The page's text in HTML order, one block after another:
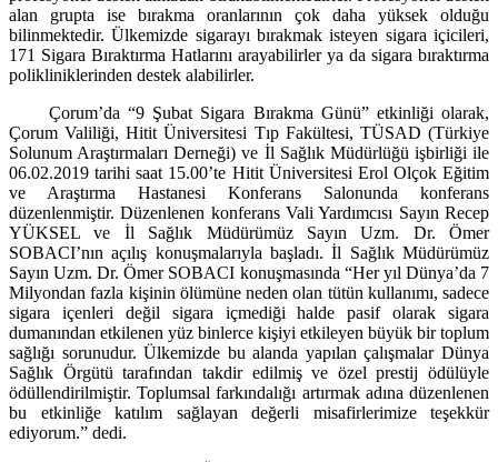
alan grupta ise bırakma oranlarının çok daha yüksek olduğu
bilinmektedir. Ülkemizde sigarayı bırakmak isteyen sigara içicileri,
171 Sigara Bıraktırma Hatlarını arayabilirler ya da sigara bıraktırma
polikliniklerinden destek alabilirler.
Çorum’da “9 Şubat Sigara Bırakma Günü” etkinliği olarak,
Çorum Valiliği, Hitit Üniversitesi Tıp Fakültesi, TÜSAD (Türkiye
Solunum Araştırmaları Derneği) ve İl Sağlık Müdürlüğü işbirliği ile
06.02.2019 tarihi saat 15.00’te Hitit Üniversitesi Erol Olçok Eğitim
ve Araştırma Hastanesi Konferans Salonunda konferans
düzenlenmiştir. Düzenlenen konferans Vali Yardımcısı Sayın Recep
YÜKSEL ve İl Sağlık Müdürümüz Sayın Uzm. Dr. Ömer
SOBACI’nın açılış konuşmalarıyla başladı. İl Sağlık Müdürümüz
Sayın Uzm. Dr. Ömer SOBACI konuşmasında “Her yıl Dünya’da 7
Milyondan fazla kişinin ölümüne neden olan tütün kullanımı, sadece
sigara içenleri değil sigara içmediği halde pasif olarak sigara
dumanından etkilenen yüz binlerce kişiyi etkileyen büyük bir toplum
sağlığı sorunudur. Ülkemizde bu alanda yapılan çalışmalar Dünya
Sağlık Örgütü tarafından takdir edilmiş ve özel prestij ödülüyle
ödüllendirilmiştir. Toplumsal farkındalığı artırmak adına düzenlenen
bu etkinliğe katılım sağlayan değerli misafirlerimize teşekkür
ediyorum.” dedi.